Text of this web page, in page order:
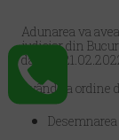
Adunarea va
judiciar din
data de
Având ca ordine